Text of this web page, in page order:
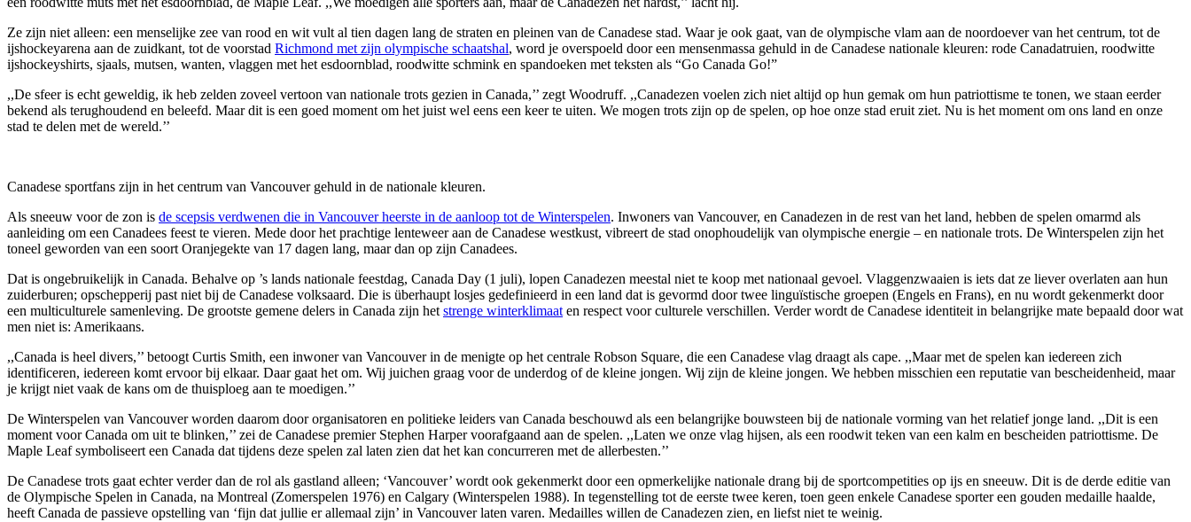
Ze zijn niet alleen: een menselijke zee van rood en wit vult al tien dagen lang de straten en pleinen van de Canadese stad. Waar je ook gaat, van de olympische vlam aan de noordoever van het centrum, tot de
ijshockeyarena aan de zuidkant, tot de voorstad Richmond met zijn olympische schaatshal, word je overspoeld door een mensenmassa gehuld in de Canadese nationale kleuren: rode Canadatruien, roodwitte
ijshockeyshirts, sjaals, mutsen, wanten, vlaggen met het esdoornblad, roodwitte schmink en spandoeken met teksten als “Go Canada Go!”
,,De sfeer is echt geweldig, ik heb zelden zoveel vertoon van nationale trots gezien in Canada,’’ zegt Woodruff. ,,Canadezen voelen zich niet altijd op hun gemak om hun patriottisme te tonen, we staan eerder
bekend als terughoudend en beleefd. Maar dit is een goed moment om het juist wel eens een keer te uiten. We mogen trots zijn op de spelen, op hoe onze stad eruit ziet. Nu is het moment om ons land en onze
stad te delen met de wereld.’’
Canadese sportfans zijn in het centrum van Vancouver gehuld in de nationale kleuren.
Als sneeuw voor de zon is de scepsis verdwenen die in Vancouver heerste in de aanloop tot de Winterspelen. Inwoners van Vancouver, en Canadezen in de rest van het land, hebben de spelen omarmd als
aanleiding om een Canadees feest te vieren. Mede door het prachtige lenteweer aan de Canadese westkust, vibreert de stad onophoudelijk van olympische energie – en nationale trots. De Winterspelen zijn het
toneel geworden van een soort Oranjegekte van 17 dagen lang, maar dan op zijn Canadees.
Dat is ongebruikelijk in Canada. Behalve op ’s lands nationale feestdag, Canada Day (1 juli), lopen Canadezen meestal niet te koop met nationaal gevoel. Vlaggenzwaaien is iets dat ze liever overlaten aan hun
zuiderburen; opschepperij past niet bij de Canadese volksaard. Die is überhaupt losjes gedefinieerd in een land dat is gevormd door twee linguïstische groepen (Engels en Frans), en nu wordt gekenmerkt door
een multiculturele samenleving. De grootste gemene delers in Canada zijn hetstrenge winterklimaaten respect voor culturele verschillen. Verder wordt de Canadese identiteit in belangrijke mate bepaald door wat
men niet is: Amerikaans.
,,Canada is heel divers,’’ betoogt Curtis Smith, een inwoner van Vancouver in de menigte op het centrale Robson Square, die een Canadese vlag draagt als cape. ,,Maar met de spelen kan iedereen zich
identificeren, iedereen komt ervoor bij elkaar. Daar gaat het om. Wij juichen graag voor de underdog of de kleine jongen. Wij zijn de kleine jongen. We hebben misschien een reputatie van bescheidenheid, maar
je krijgt niet vaak de kans om de thuisploeg aan te moedigen.’’
De Winterspelen van Vancouver worden daarom door organisatoren en politieke leiders van Canada beschouwd als een belangrijke bouwsteen bij de nationale vorming van het relatief jonge land. ,,Dit is een
moment voor Canada om uit te blinken,’’ zei de Canadese premier Stephen Harper voorafgaand aan de spelen. ,,Laten we onze vlag hijsen, als een roodwit teken van een kalm en bescheiden patriottisme. De
Maple Leaf symboliseert een Canada dat tijdens deze spelen zal laten zien dat het kan concurreren met de allerbesten.’’
De Canadese trots gaat echter verder dan de rol als gastland alleen; ‘Vancouver’ wordt ook gekenmerkt door een opmerkelijke nationale drang bij de sportcompetities op ijs en sneeuw. Dit is de derde editie van
de Olympische Spelen in Canada, na Montreal (Zomerspelen 1976) en Calgary (Winterspelen 1988). In tegenstelling tot de eerste twee keren, toen geen enkele Canadese sporter een gouden medaille haalde,
heeft Canada de passieve opstelling van ‘fijn dat jullie er allemaal zijn’ in Vancouver laten varen. Medailles willen de Canadezen zien, en liefst niet te weinig.